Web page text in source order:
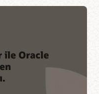
ile Oracle